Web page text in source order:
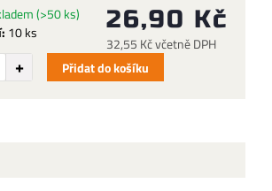
(>50 ks)
10 ks 26,90 Kč
32,55 Kč včetně DPH
Přidat do košíku